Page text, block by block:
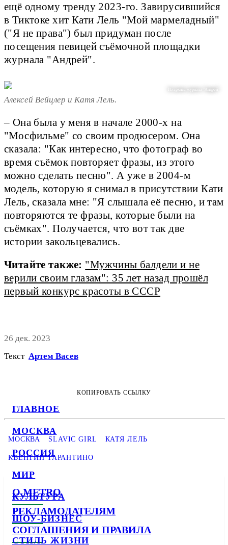
ГЛАВНОЕ
МОСКВА
РОССИЯ
МИР
КУЛЬТУРА
ШОУ-БИЗНЕС
СТИЛЬ ЖИЗНИ
ещё одному тренду 2023-го. Завирусившийся
в Тиктоке хит Кати Лель "Мой мармеладный"
("Я не права") был придуман после
посещения певицей съёмочной площадки
журнала "Андрей".
Из архива журнала "Андрей"
Алексей Вейцлер и Катя Лель.
– Она была у меня в начале 2000-х на
"Мосфильме" со своим продюсером. Она
сказала: "Как интересно, что фотограф во
время съёмок повторяет фразы, из этого
можно сделать песню". А уже в 2004-м
модель, которую я снимал в присутствии Кати
Лель, сказала мне: "Я слышала её песню, и там
повторяются те фразы, которые были на
съёмках". Получается, что вот так две
истории закольцевались.
Читайте также: "Мужчины балдели и не
верили своим глазам": 35 лет назад прошёл
первый конкурс красоты в СССР
26 дек. 2023
Текст Артем Васев
КОПИРОВАТЬ ССЫЛКУ
МОСКВА SLAVIC GIRL КАТЯ ЛЕЛЬ
КВЕНТИН ТАРАНТИНО
О METRO
РЕКЛАМОДАТЕЛЯМ
СОГЛАШЕНИЯ И ПРАВИЛА